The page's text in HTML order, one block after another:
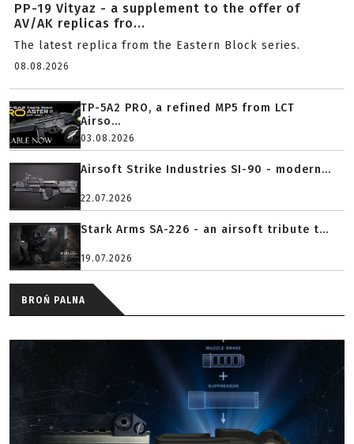
PP-19 Vityaz - a supplement to the offer of
AV/AK replicas fro...
The latest replica from the Eastern Block series.
08.08.2026
TP-5A2 PRO, a refined MP5 from LCT
Airso...
03.08.2026
Airsoft Strike Industries SI-90 - modern...
22.07.2026
Stark Arms SA-226 - an airsoft tribute t...
19.07.2026
BROŃ PALNA